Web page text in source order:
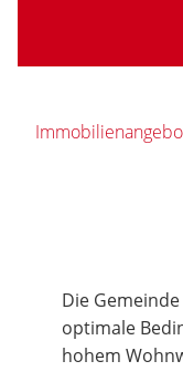
Die
optimale
hohem